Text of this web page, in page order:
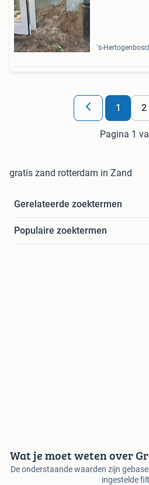
's-
1 2
Pagina 1
gratis zand rotterdam in Zand
Gerelateerde zoektermen
Populaire zoektermen
Wat je moet weten over
De onderstaande waarden zijn
ingestelde